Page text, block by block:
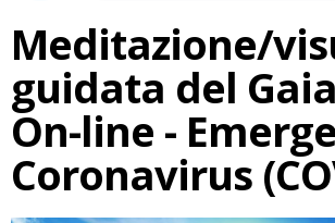
Meditazione/
guidata del
On-line -
Coronavirus